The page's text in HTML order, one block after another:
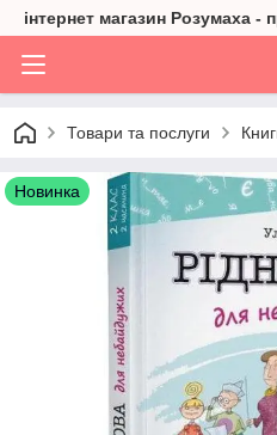
інтернет магазин Розумаха -
Товари та послуги
Новинка